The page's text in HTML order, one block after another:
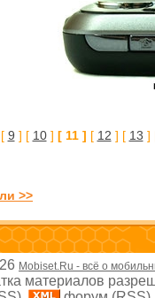
9 ] [ 10] [ 11 ] [ 12 ] [ 13 ]
>>
Mobiset.Ru - всё о
материалов